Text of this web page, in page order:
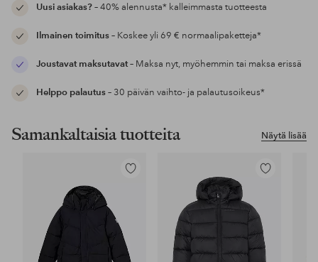
Uusi asiakas?– 40% alennusta* kalleimmasta tuotteesta
Ilmainen toimitus– Koskee yli 69 € normaalipaketteja*
Joustavat maksutavat– Maksa nyt, myöhemmin tai maksa erissä
Helppo palautus– 30 päivän vaihto- ja palautusoikeus*
Näytä lisää
Samankaltaisia tuotteita
Lisää
Lisää